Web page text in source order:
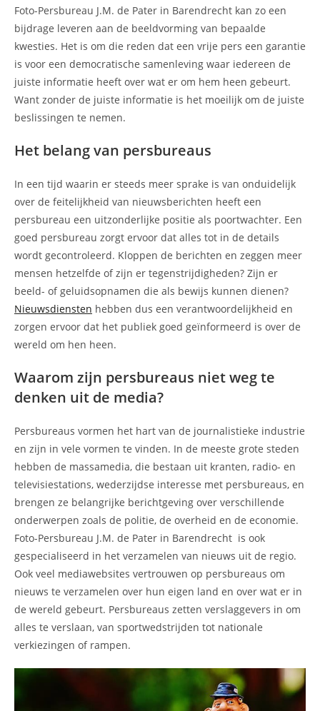
Foto-Persbureau J.M. de Pater in Barendrecht kan zo een
bijdrage leveren aan de beeldvorming van bepaalde
kwesties. Het is om die reden dat een vrije pers een garantie
is voor een democratische samenleving waar iedereen de
juiste informatie heeft over wat er om hem heen gebeurt.
Want zonder de juiste informatie is het moeilijk om de juiste
beslissingen te nemen.
Het belang van persbureaus
In een tijd waarin er steeds meer sprake is van onduidelijk
over de feitelijkheid van nieuwsberichten heeft een
persbureau een uitzonderlijke positie als poortwachter. Een
goed persbureau zorgt ervoor dat alles tot in de details
wordt gecontroleerd. Kloppen de berichten en zeggen meer
mensen hetzelfde of zijn er tegenstrijdigheden? Zijn er
beeld- of geluidsopnamen die als bewijs kunnen dienen?
Nieuwsdiensten hebben dus een verantwoordelijkheid en
zorgen ervoor dat het publiek goed geïnformeerd is over de
wereld om hen heen.
Waarom zijn persbureaus niet weg te
denken uit de media?
Persbureaus vormen het hart van de journalistieke industrie
en zijn in vele vormen te vinden. In de meeste grote steden
hebben de massamedia, die bestaan uit kranten, radio- en
televisiestations, wederzijdse interesse met persbureaus, en
brengen ze belangrijke berichtgeving over verschillende
onderwerpen zoals de politie, de overheid en de economie.
Foto-Persbureau J.M. de Pater in Barendrecht is ook
gespecialiseerd in het verzamelen van nieuws uit de regio.
Ook veel mediawebsites vertrouwen op persbureaus om
nieuws te verzamelen over hun eigen land en over wat er in
de wereld gebeurt. Persbureaus zetten verslaggevers in om
alles te verslaan, van sportwedstrijden tot nationale
verkiezingen of rampen.